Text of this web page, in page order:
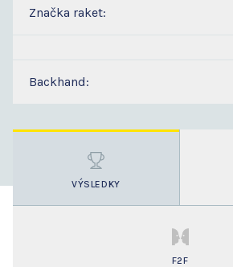
Značka raket:
Backhand:
VÝSLEDKY
F2F